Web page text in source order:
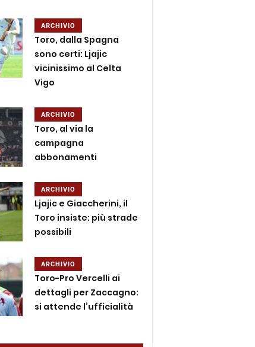
ARCHIVIO
Toro, dalla Spagna
sono certi: Ljajic
vicinissimo al Celta
Vigo
ARCHIVIO
Toro, al via la
campagna
abbonamenti
ARCHIVIO
Ljajic e Giaccherini, il
Toro insiste: più strade
possibili
ARCHIVIO
Toro-Pro Vercelli ai
dettagli per Zaccagno:
si attende l’ufficialità